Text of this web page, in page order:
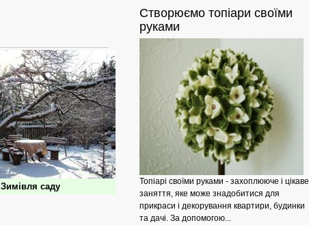
Зимівля саду
Створюємо топіари своїми
руками
Топіарі своїми руками - захоплююче і цікаве
заняття, яке може знадобитися для
прикраси і декорування квартири, будинки
та дачі. За допомогою...